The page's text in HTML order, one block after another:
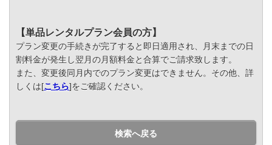
【単品レンタルプラン会員の方】
プラン変更の手続きが完了すると即日適用され、月末までの日
割料金が発生し翌月の月額料金と合算でご請求致します。
また、変更後同月内でのプラン変更はできません。その他、詳
しくは[こちら]をご確認ください。
検索へ戻る